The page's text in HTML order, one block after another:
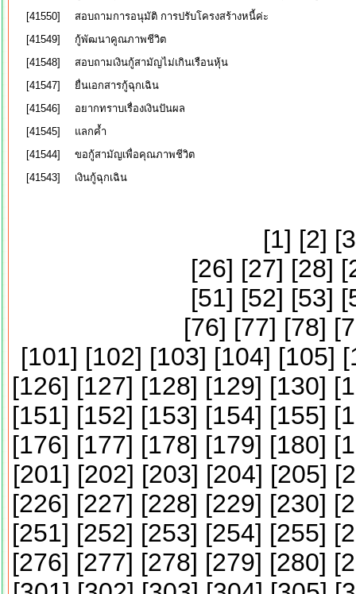
[41550]
สอบถามการอนุมัติ การปรับโครงสร้างหนี้ค่ะ
[41549]
กู้พัฒนาคูณภาพชีวิต
[41548]
สอบถามเงินกู้สามัญไม่เกินเรือนหุ้น
[41547]
ยื่นเอกสารกู้ฉุกเฉิน
[41546]
อยากทราบเรื่องเงินปันผล
[41545]
แลกค้ำ
[41544]
ขอกู้สามัญเพื่อคุณภาพชีวิต
[41543]
เงินกู้ฉุกเฉิน
[1] [2] [3
[26] [27] [28] [
[51] [52] [53] [
[76] [77] [78] [
[101] [102] [103] [104] [105] [
[126] [127] [128] [129] [130] [
[151] [152] [153] [154] [155] [
[176] [177] [178] [179] [180] [
[201] [202] [203] [204] [205] [
[226] [227] [228] [229] [230] [
[251] [252] [253] [254] [255] [
[276] [277] [278] [279] [280] [